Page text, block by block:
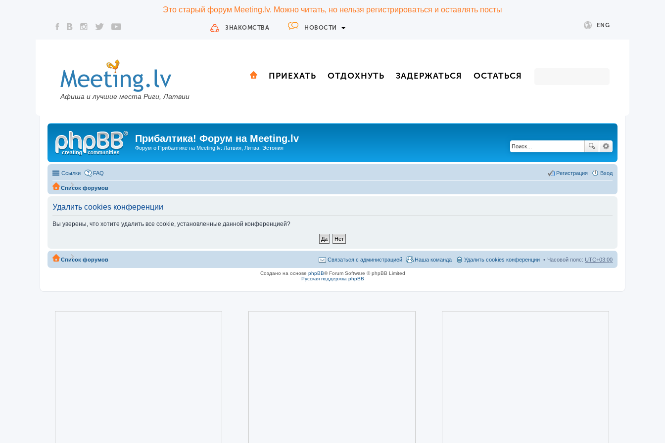
Это старый форум Meeting.lv. Можно читать, но нельзя регистрироваться и оставлять посты
ЗНАКОМСТВА НОВОСТИ ENG
Афиша и лучшие места Риги, Латвии
ПРИЕХАТЬ ОТДОХНУТЬ ЗАДЕРЖАТЬСЯ ОСТАТЬСЯ
Прибалтика! Форум на Meeting.lv
Форум о Прибалтике на Meeting.lv: Латвия, Литва, Эстония
Ссылки FAQ Вход
Регистрация
Список форумов
Удалить cookies конференции
Вы уверены, что хотите удалить все cookie, установленные данной конференцией?
Список форумов Часовой пояс: UTC+03:00
Удалить cookies конференции
Наша команда
Связаться с администрацией
Создано на основе phpBB® Forum Software © phpBB Limited
Русская поддержка phpBB